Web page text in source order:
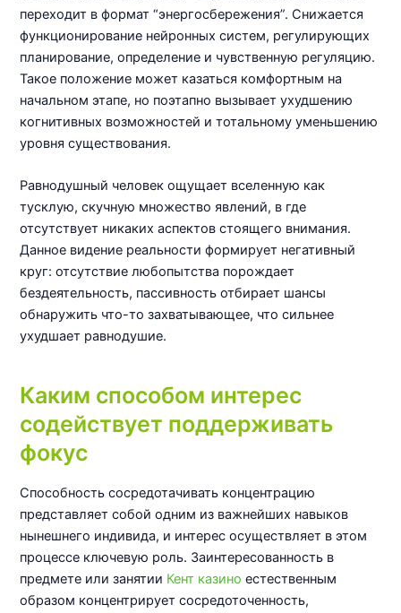
переходит в формат “энергосбережения”. Снижается
функционирование нейронных систем, регулирующих
планирование, определение и чувственную регуляцию.
Такое положение может казаться комфортным на
начальном этапе, но поэтапно вызывает ухудшению
когнитивных возможностей и тотальному уменьшению
уровня существования.
Равнодушный человек ощущает вселенную как
тусклую, скучную множество явлений, в где
отсутствует никаких аспектов стоящего внимания.
Данное видение реальности формирует негативный
круг: отсутствие любопытства порождает
бездеятельность, пассивность отбирает шансы
обнаружить что-то захватывающее, что сильнее
ухудшает равнодушие.
Каким способом интерес
содействует поддерживать
фокус
Способность сосредотачивать концентрацию
представляет собой одним из важнейших навыков
нынешнего индивида, и интерес осуществляет в этом
процессе ключевую роль. Заинтересованность в
предмете или занятии Кент казино естественным
образом концентрирует сосредоточенность,